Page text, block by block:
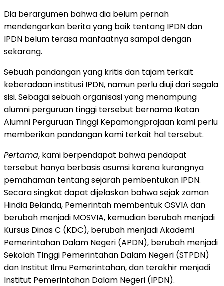
Dia berargumen bahwa dia belum pernah
mendengarkan berita yang baik tentang IPDN dan
IPDN belum terasa manfaatnya sampai dengan
sekarang.
Sebuah pandangan yang kritis dan tajam terkait
keberadaan institusi IPDN, namun perlu diuji dari segala
sisi. Sebagai sebuah organisasi yang menampung
alumni perguruan tinggi tersebut bernama Ikatan
Alumni Perguruan Tinggi Kepamongprajaan kami perlu
memberikan pandangan kami terkait hal tersebut.
Pertama, kami berpendapat bahwa pendapat
tersebut hanya berbasis asumsi karena kurangnya
pemahaman tentang sejarah pembentukan IPDN.
Secara singkat dapat dijelaskan bahwa sejak zaman
Hindia Belanda, Pemerintah membentuk OSVIA dan
berubah menjadi MOSVIA, kemudian berubah menjadi
Kursus Dinas C (KDC), berubah menjadi Akademi
Pemerintahan Dalam Negeri (APDN), berubah menjadi
Sekolah Tinggi Pemerintahan Dalam Negeri (STPDN)
dan Institut Ilmu Pemerintahan, dan terakhir menjadi
Institut Pemerintahan Dalam Negeri (IPDN).